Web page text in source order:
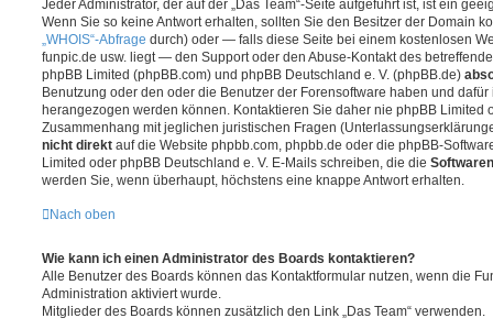
Jeder Administrator, der auf der „Das Team“-Seite aufgeführt ist, ist ein
Wenn Sie so keine Antwort erhalten, sollten Sie den Besitzer der Domain
„WHOIS“-Abfrage durch) oder — falls diese Seite bei einem kostenlosen
funpic.de usw. liegt — den Support oder den Abuse-Kontakt des
phpBB Limited (phpBB.com) und phpBB Deutschland e. V. (phpBB.de)
Benutzung oder den oder die Benutzer der Forensoftware haben und
herangezogen werden können. Kontaktieren Sie daher nie phpBB Limited
Zusammenhang mit jeglichen juristischen Fragen
nicht direkt auf die Website phpbb.com, phpbb.de oder die phpBB-
Limited oder phpBB Deutschland e. V. E-Mails schreiben, die die
werden Sie, wenn überhaupt, höchstens eine knappe Antwort erhalten.
Nach oben
Wie kann ich einen Administrator des Boards kontaktieren?
Alle Benutzer des Boards können das Kontaktformular nutzen, wenn die
Administration aktiviert wurde.
Mitglieder des Boards können zusätzlich den Link „Das Team“ verwenden.